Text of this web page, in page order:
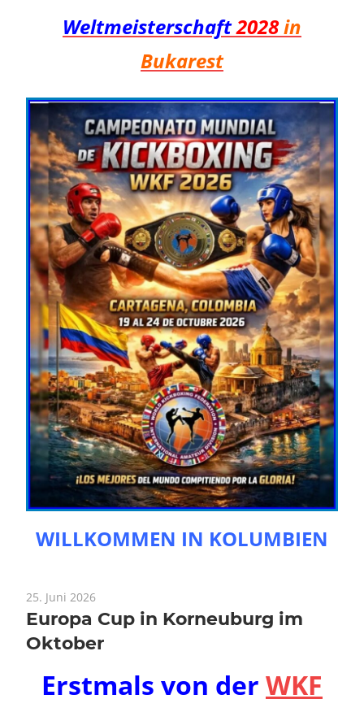
Weltmeisterschaft2028in
Bukarest
WILLKOMMEN IN KOLUMBIEN
25. Juni 2026
Europa Cup in Korneuburg im
Oktober
Erstmals von der WKF